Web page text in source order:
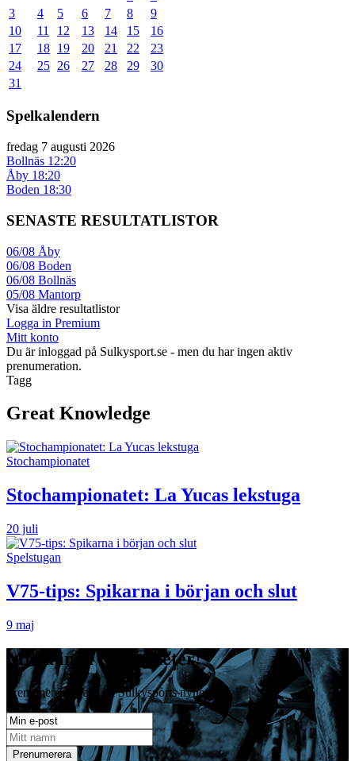
3
4 5 6 7 8
9
10
11 12 13 14 15
16
17
18 19 20 21 22
23
24
25 26 27 28 29
30
31
Spelkalendern
fredag 7 augusti 2026
Bollnäs 12:20
Åby 18:20
Boden 18:30
SENASTE RESULTATLISTOR
06/08 Åby
06/08 Boden
06/08 Bollnäs
05/08 Mantorp
Visa äldre resultatlistor
Logga in Premium
Mitt konto
Du är inloggad på Sulkysport.se - men du har ingen aktiv
prenumeration.
Tagg
Great Knowledge
Stochampionatet
Stochampionatet: La Yucas lekstuga
20 juli
Spelstugan
V75-tips: Spikarna i början och slut
9 maj
Missa inga travnyheter!
Prenumerera gratis på Sulkysports nyhetsbrev